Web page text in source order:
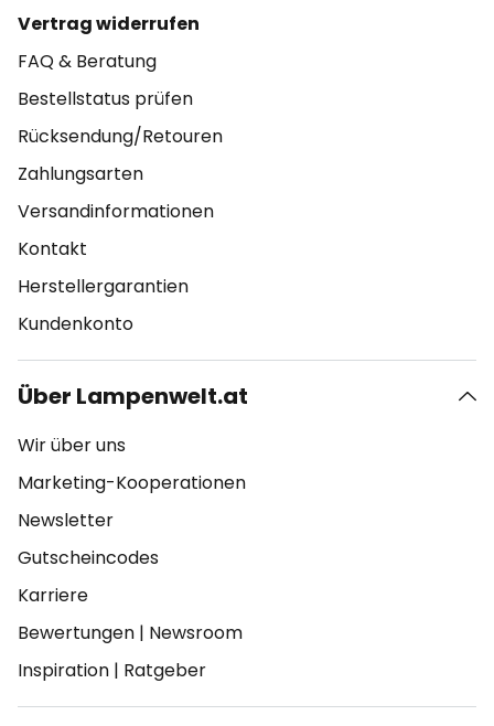
Vertrag widerrufen
FAQ & Beratung
Bestellstatus prüfen
Rücksendung/Retouren
Zahlungsarten
Versandinformationen
Kontakt
Herstellergarantien
Kundenkonto
Über Lampenwelt.at
Wir über uns
Marketing-Kooperationen
Newsletter
Gutscheincodes
Karriere
Bewertungen | Newsroom
Inspiration | Ratgeber